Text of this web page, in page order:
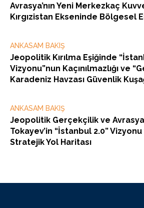
Avrasya’nın Yeni Merkezkaç
Kırgızistan Ekseninde Bölgesel
ANKASAM BAKIŞ
Jeopolitik Kırılma Eşiğinde
Vizyonu”nun Kaçınılmazlığı ve
Karadeniz Havzası Güvenlik
ANKASAM BAKIŞ
Jeopolitik Gerçekçilik ve
Tokayev’in “İstanbul 2.0” Vizyonu
Stratejik Yol Haritası